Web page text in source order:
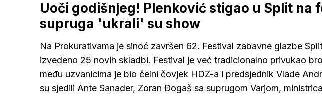
Uoči godišnjeg! Plenković stigao u Split na
supruga 'ukrali' su show
Na Prokurativama je sinoć završen 62. Festival zabavne glazbe
izvedeno 25 novih skladbi. Festival je već tradicionalno privukao
među uzvanicima je bio čelni čovjek HDZ-a i predsjednik Vlade
su sjedili Ante Sanader, Zoran Đogaš sa suprugom Varjom,